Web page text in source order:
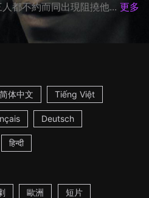
都不約而同出現阻撓他... 更多
简体中文 Tiếng Việt
Deutsch
हिन्दी
歐洲 短片